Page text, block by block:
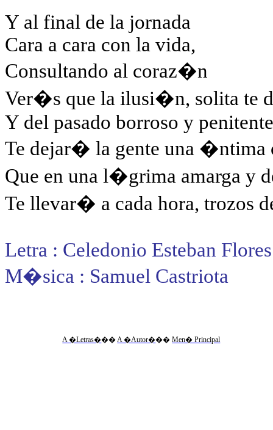
Y al final de la jornada
Cara a cara con la vida,
Consultando al coraz�n
Ver�s que la ilusi�n, solita te
Y del pasado borroso y penitente
Te dejar� la gente una �ntima
Que en una l�grima amarga y
Te llevar� a cada hora, trozos
Letra : Celedonio Esteban Flores
M�sica : Samuel Castriota
A �Letras���A �Autor���Men� Principal